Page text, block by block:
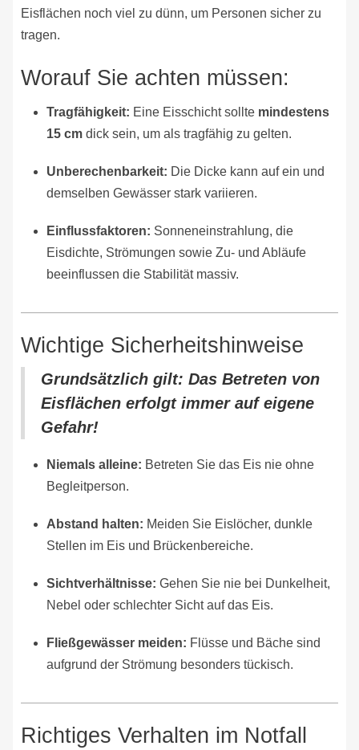
Eisflächen noch viel zu dünn, um Personen sicher zu
tragen.
Worauf Sie achten müssen:
Tragfähigkeit: Eine Eisschicht sollte mindestens
15 cm dick sein, um als tragfähig zu gelten.
Unberechenbarkeit: Die Dicke kann auf ein und
demselben Gewässer stark variieren.
Einflussfaktoren: Sonneneinstrahlung, die
Eisdichte, Strömungen sowie Zu- und Abläufe
beeinflussen die Stabilität massiv.
Wichtige Sicherheitshinweise
Grundsätzlich gilt: Das Betreten von
Eisflächen erfolgt immer aufeigene
Gefahr!
Niemals alleine: Betreten Sie das Eis nie ohne
Begleitperson.
Abstand halten: Meiden Sie Eislöcher, dunkle
Stellen im Eis und Brückenbereiche.
Sichtverhältnisse: Gehen Sie nie bei Dunkelheit,
Nebel oder schlechter Sicht auf das Eis.
Fließgewässer meiden: Flüsse und Bäche sind
aufgrund der Strömung besonders tückisch.
Richtiges Verhalten im Notfall